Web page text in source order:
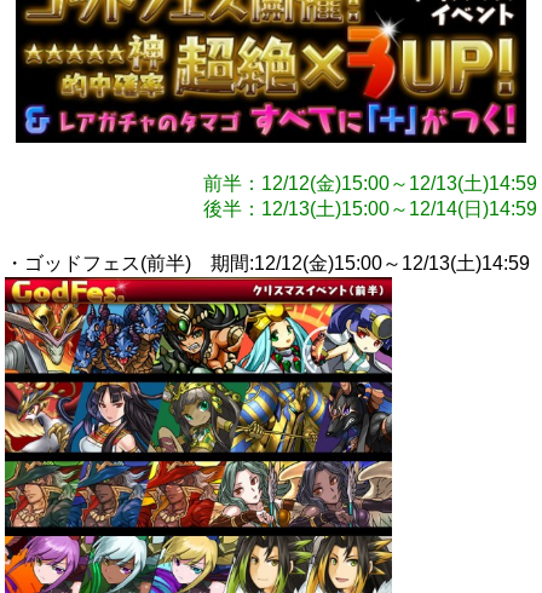
前半：12/12(金)15:00～12/13(土)14:59
後半：12/13(土)15:00～12/14(日)14:59
・ゴッドフェス(前半) 期間:12/12(金)15:00～12/13(土)14:59